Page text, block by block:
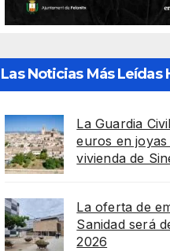
Las Noticias Más Leídas
La Guardia
euros en
vivienda de
La oferta de
Sanidad será
2026